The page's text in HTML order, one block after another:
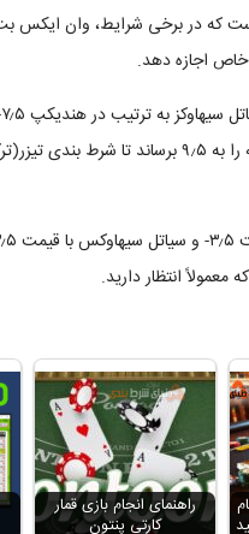
که در برخی شرایط، وان ایکس
خاص اجازه دهد.
۷٫۵) تعیین شده باشند، وان ایکس بت ممکن است هندیکپ پایه
راهنمای انجام بازی قمار
کارتی پنتون